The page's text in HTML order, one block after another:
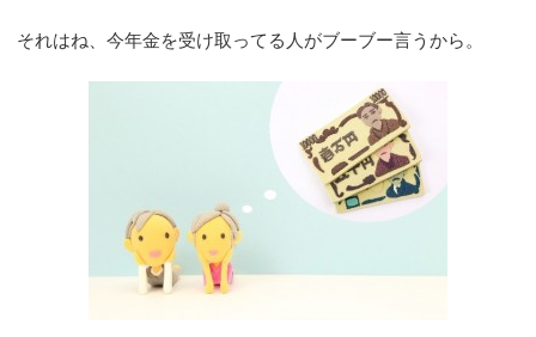
それはね、今年金を受け取ってる人がブーブー言うから。